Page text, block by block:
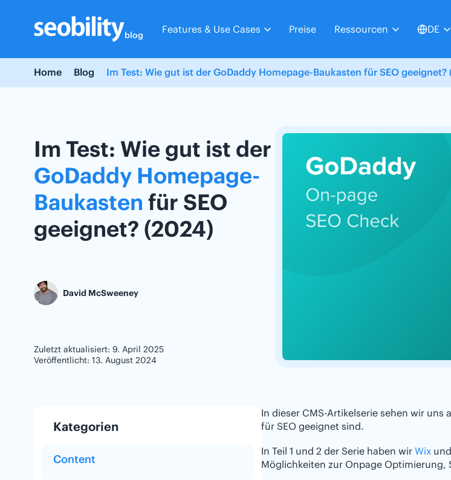
content
blog Features & Use Cases Preise Ressourcen DE
Home Blog Im Test: Wie gut ist der GoDaddy Homepage-Baukasten für SEO geeignet?
Im Test: Wie gut ist der
GoDaddy Homepage-
Baukasten für SEO
geeignet? (2024)
David McSweeney
Zuletzt aktualisiert: 9. April 2025
Veröffentlicht: 13. August 2024
Kategorien
Content
In dieser CMS-Artikelserie sehen wir
für SEO geeignet sind.
In Teil 1 und 2 der Serie haben wir Wix und
Möglichkeiten zur Onpage Optimierung,